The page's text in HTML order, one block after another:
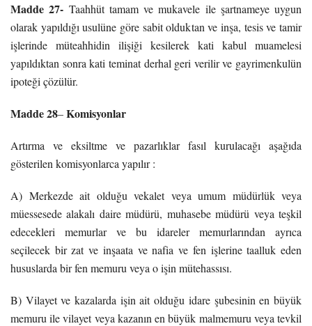
Madde 27- Taahhüt tamam ve mukavele ile şartnameye uygun
olarak yapıldığı usulüne göre sabit olduktan ve inşa, tesis ve tamir
işlerinde müteahhidin ilişiği kesilerek kati kabul muamelesi
yapıldıktan sonra kati teminat derhal geri verilir ve gayrimenkulün
ipoteği çözülür.
Madde 28–Komisyonlar
Artırma ve eksiltme ve pazarlıklar fasıl kurulacağı aşağıda
gösterilen komisyonlarca yapılır :
A) Merkezde ait olduğu vekalet veya umum müdürlük veya
müessesede alakalı daire müdürü, muhasebe müdürü veya teşkil
edecekleri memurlar ve bu idareler memurlarından ayrıca
seçilecek bir zat ve inşaata ve nafia ve fen işlerine taalluk eden
hususlarda bir fen memuru veya o işin mütehassısı.
B) Vilayet ve kazalarda işin ait olduğu idare şubesinin en büyük
memuru ile vilayet veya kazanın en büyük malmemuru veya tevkil